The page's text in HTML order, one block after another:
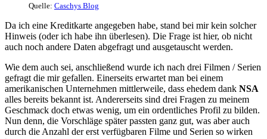
Quelle: Caschys Blog
Da ich eine Kreditkarte angegeben habe, stand bei mir kein solcher
Hinweis (oder ich habe ihn überlesen). Die Frage ist hier, ob nicht
auch noch andere Daten abgefragt und ausgetauscht werden.
Wie dem auch sei, anschließend wurde ich nach drei Filmen / Serien
gefragt die mir gefallen. Einerseits erwartet man bei einem
amerikanischen Unternehmen mittlerweile, dass ehedem dank NSA
alles bereits bekannt ist. Andererseits sind drei Fragen zu meinem
Geschmack doch etwas wenig, um ein ordentliches Profil zu bilden.
Nun denn, die Vorschläge später passten ganz gut, was aber auch
durch die Anzahl der erst verfügbaren Filme und Serien so wirken